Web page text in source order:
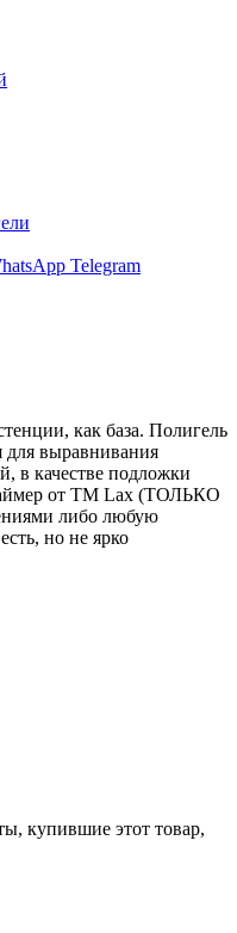
Telegram
как база. Полигель
для выравнивания
в качестве подложки
от TM Lax (ТОЛЬКО
либо любую
но не ярко
купившие этот товар,